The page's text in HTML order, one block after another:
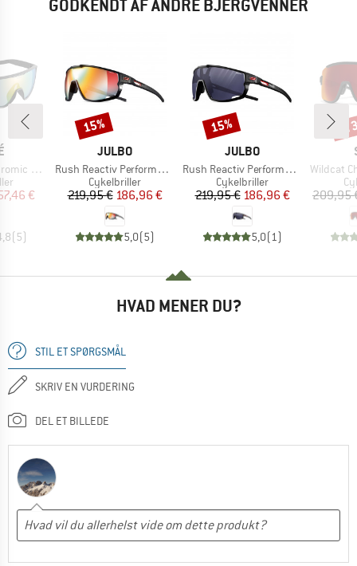
GODKENDT AF ANDRE BJERGVENNER
62-9%)
pris
€
(5)
MÆRKE
JULBO
Artikel
Rush Reactiv Performance S1-3 (VLT 17 / 75%)
Produktgruppe
Cykelbriller
Pris
219,95 € Nedsat pris
186,96 €
5,0(5)
Rabat
15%
MÆRKE
JULBO
Artikel
Rush Reactiv Performance S0-3 (VLT 12 / 87%)
Produktgruppe
Cykelbriller
Pris
219,95 € Nedsat pris
186,96 €
5,0(1)
Rabat
15%
Artikel
Wildcat ChromaPop
209,95
HVAD MENER DU?
STIL ET SPØRGSMÅL
SKRIV EN VURDERING
DEL ET BILLEDE